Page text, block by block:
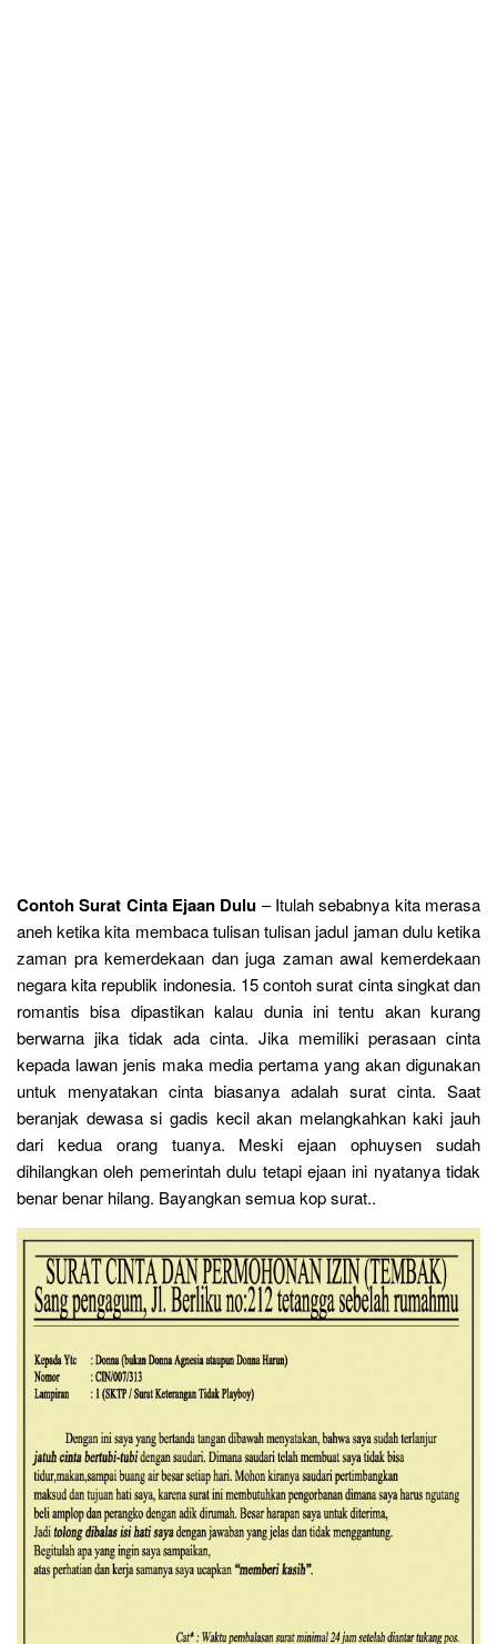
Contoh Surat Cinta Ejaan Dulu – Itulah sebabnya kita merasa
aneh ketika kita membaca tulisan tulisan jadul jaman dulu ketika
zaman pra kemerdekaan dan juga zaman awal kemerdekaan
negara kita republik indonesia. 15 contoh surat cinta singkat dan
romantis bisa dipastikan kalau dunia ini tentu akan kurang
berwarna jika tidak ada cinta. Jika memiliki perasaan cinta
kepada lawan jenis maka media pertama yang akan digunakan
untuk menyatakan cinta biasanya adalah surat cinta. Saat
beranjak dewasa si gadis kecil akan melangkahkan kaki jauh
dari kedua orang tuanya. Meski ejaan ophuysen sudah
dihilangkan oleh pemerintah dulu tetapi ejaan ini nyatanya tidak
benar benar hilang. Bayangkan semua kop surat..